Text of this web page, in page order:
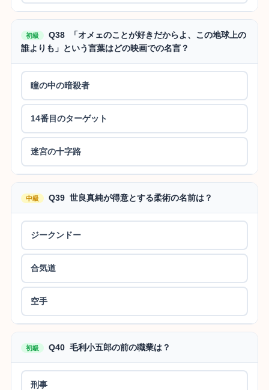
初級
Q38 「オメェのことが好きだからよ、この地球上の
誰よりも」という言葉はどの映画での名言？
瞳の中の暗殺者
14番目のターゲット
迷宮の十字路
中級 Q39 世良真純が得意とする柔術の名前は？
ジークンドー
合気道
空手
初級 Q40 毛利小五郎の前の職業は？
刑事